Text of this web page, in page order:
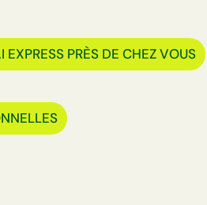
EXPRESS PRÈS DE CHEZ VOUS